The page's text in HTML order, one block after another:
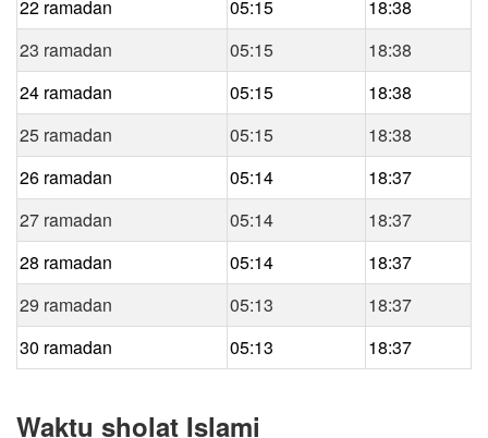
22 ramadan
05:15
18:38
23 ramadan
05:15
18:38
24 ramadan
05:15
18:38
25 ramadan
05:15
18:38
26 ramadan
05:14
18:37
27 ramadan
05:14
18:37
28 ramadan
05:14
18:37
29 ramadan
05:13
18:37
30 ramadan
05:13 18:37
Waktu sholat Islami